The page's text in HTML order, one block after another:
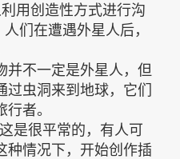
用创造性方式进行沟
们在遭遇外星人后，
并不一定是外星人，但
过虫洞来到地球，它们
者。
是很平常的，有人可
种情况下，开始创作插